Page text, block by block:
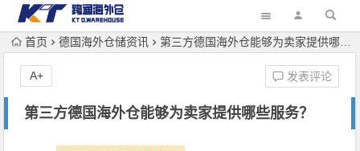
首页 德国海外仓储资讯 第三方德国海外仓能够为卖家提供哪些服务？
第三方德国海外仓能够为卖家提供哪些服务？
发表评论
A+